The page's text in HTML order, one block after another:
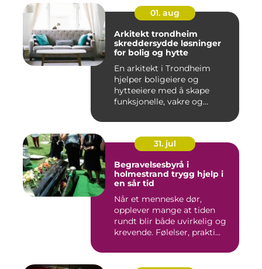
01. aug
Arkitekt trondheim
skreddersydde løsninger
for bolig og hytte
En arkitekt i Trondheim
hjelper boligeiere og
hytteeiere med å skape
funksjonelle, vakre og
31. jul
Begravelsesbyrå i
holmestrand trygg hjelp i
en sår tid
Når et menneske dør,
opplever mange at tiden
rundt blir både uvirkelig og
krevende. Følelser, prakti...